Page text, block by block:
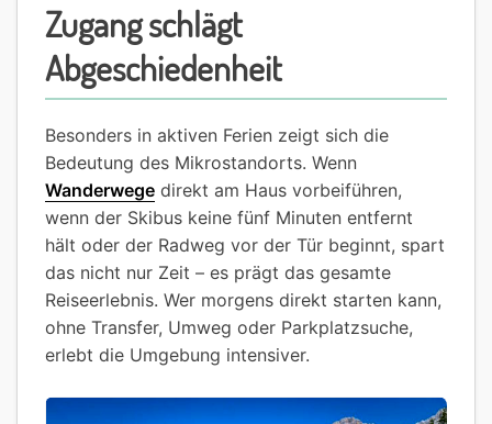
Zugang schlägt
Abgeschiedenheit
Besonders in aktiven Ferien zeigt sich die
Bedeutung des Mikrostandorts. Wenn
Wanderwege direkt am Haus vorbeiführen,
wenn der Skibus keine fünf Minuten entfernt
hält oder der Radweg vor der Tür beginnt, spart
das nicht nur Zeit – es prägt das gesamte
Reiseerlebnis. Wer morgens direkt starten kann,
ohne Transfer, Umweg oder Parkplatzsuche,
erlebt die Umgebung intensiver.